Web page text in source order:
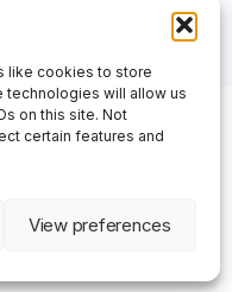
like cookies to store
technologies will allow us
on this site. Not
certain features and
View preferences